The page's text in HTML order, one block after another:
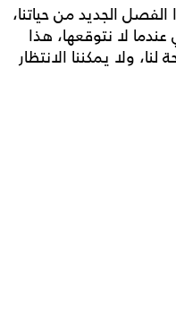
الجديد من حياتنا،
عندما لا نتوقعها، هذا
ولا يمكننا الانتظار